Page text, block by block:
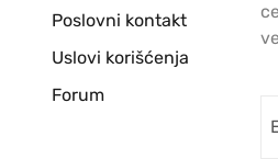
Poslovni kontakt
Uslovi korišćenja
Forum